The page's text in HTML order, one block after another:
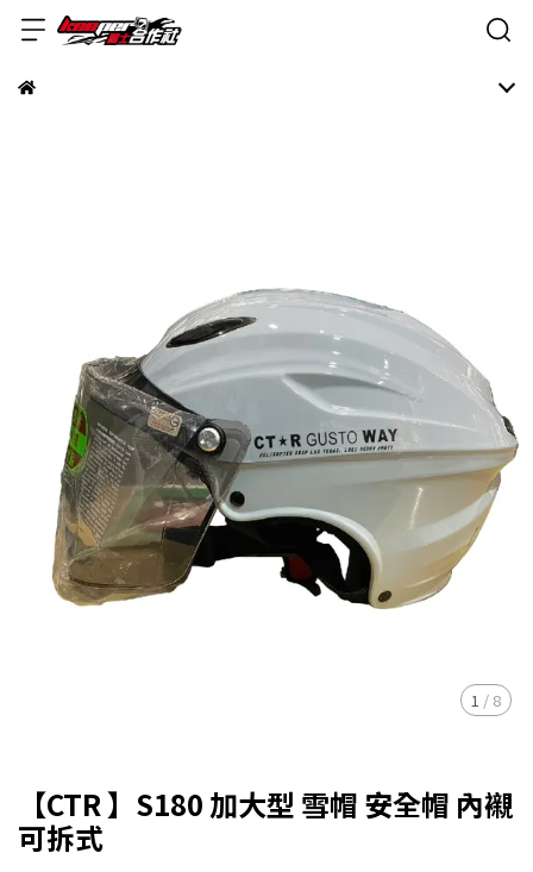
1 / 8
【CTR 】S180 加大型 雪帽 安全帽 內襯
可拆式